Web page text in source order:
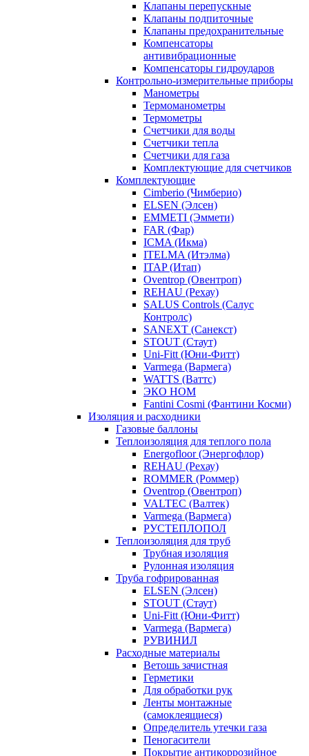
Клапаны перепускные
Клапаны подпиточные
Клапаны предохранительные
Компенсаторы
антивибрационные
Компенсаторы гидроударов
Контрольно-измерительные приборы
Манометры
Термоманометры
Термометры
Счетчики для воды
Счетчики тепла
Счетчики для газа
Комплектующие для счетчиков
Комплектующие
Cimberio (Чимберио)
ELSEN (Элсен)
EMMETI (Эммети)
FAR (Фар)
ICMA (Икма)
ITELMA (Итэлма)
ITAP (Итап)
Oventrop (Овентроп)
REHAU (Рехау)
SALUS Controls (Салус
Контролс)
SANEXT (Санекст)
STOUT (Стаут)
Uni-Fitt (Юни-Фитт)
Varmega (Вармега)
WATTS (Ваттс)
ЭКО НОМ
Fantini Cosmi (Фантини Косми)
Изоляция и расходники
Газовые баллоны
Теплоизоляция для теплого пола
Energofloor (Энергофлор)
REHAU (Рехау)
ROMMER (Роммер)
Oventrop (Овентроп)
VALTEC (Валтек)
Varmega (Вармега)
РУСТЕПЛОПОЛ
Теплоизоляция для труб
Трубная изоляция
Рулонная изоляция
Труба гофрированная
ELSEN (Элсен)
STOUT (Стаут)
Uni-Fitt (Юни-Фитт)
Varmega (Вармега)
РУВИНИЛ
Расходные материалы
Ветошь зачистная
Герметики
Для обработки рук
Ленты монтажные
(самоклеящиеся)
Определитель утечки газа
Пеногасители
Покрытие антикоррозийное